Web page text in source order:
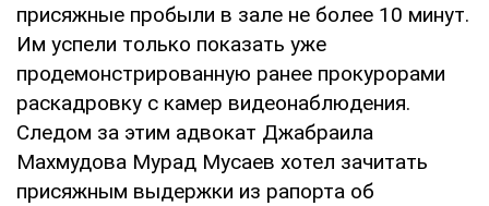
присяжные пробыли в зале не более 10 минут.
Им успели только показать уже
продемонстрированную ранее прокурорами
раскадровку с камер видеонаблюдения.
Следом за этим адвокат Джабраила
Махмудова Мурад Мусаев хотел зачитать
присяжным выдержки из рапорта об